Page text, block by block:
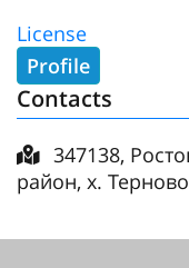
License
Profile
Contacts
347138,
район, х.